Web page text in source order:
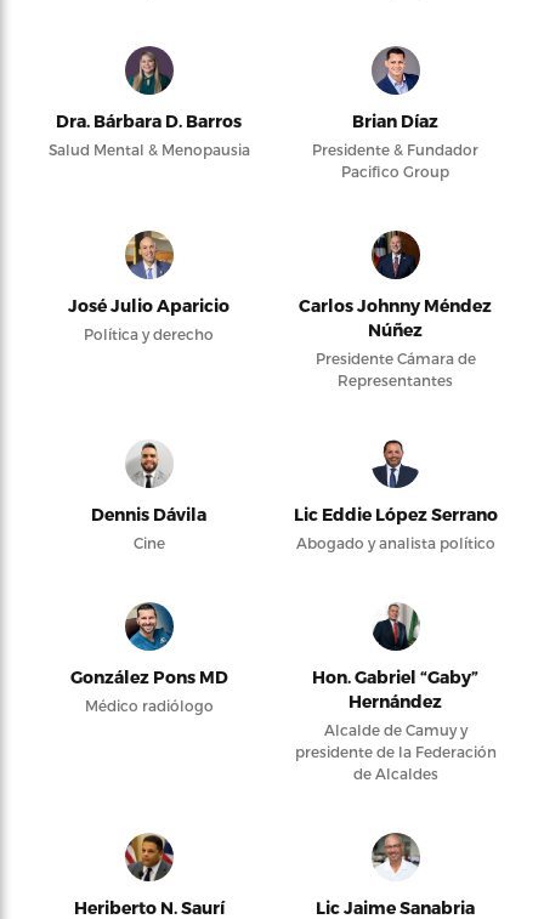
Dra. Bárbara D. Barros
Salud Mental & Menopausia
Brian Díaz
Presidente & Fundador
Pacifico Group
José Julio Aparicio
Política y derecho
Carlos Johnny Méndez
Núñez
Presidente Cámara de
Representantes
Dennis Dávila
Cine
Lic Eddie López Serrano
Abogado y analista político
González Pons MD
Médico radiólogo
Hon. Gabriel “Gaby”
Hernández
Alcalde de Camuy y
presidente de la Federación
de Alcaldes
Heriberto N. Saurí Lic Jaime Sanabria